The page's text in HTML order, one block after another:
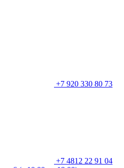
+7 920 330 80 73
+7 4812 22 91 04